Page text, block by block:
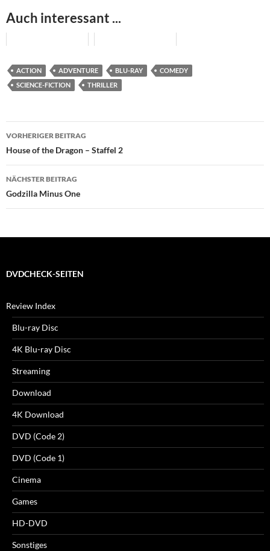
Auch interessant ...
ACTION ADVENTURE BLU-RAY
COMEDY
SCIENCE-FICTION
THRILLER
Beitragsnavigation
VORHERIGER BEITRAG
House of the Dragon – Staffel 2
NÄCHSTER BEITRAG
Godzilla Minus One
DVDCHECK-SEITEN
Review Index
Blu-ray Disc
4K Blu-ray Disc
Streaming
Download
4K Download
DVD (Code 2)
DVD (Code 1)
Cinema
Games
HD-DVD
Sonstiges